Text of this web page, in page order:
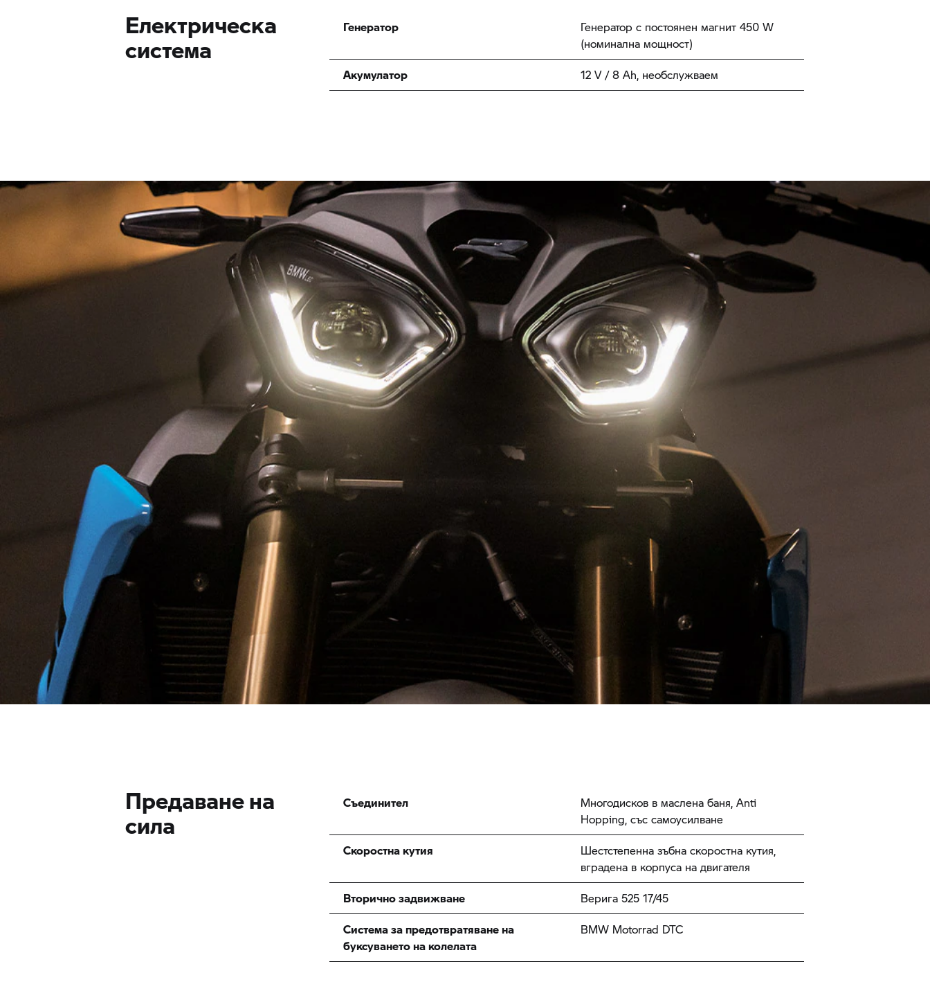
Електрическа
система
Генератор
Генератор с постоянен магнит 450 W
(номинална мощност)
Акумулатор
12 V / 8 Ah, необслужваем
Предаване на
сила
Съединител
Многодисков в маслена баня, Anti
Hopping, със самоусилване
Скоростна кутия
Шестстепенна зъбна скоростна кутия,
вградена в корпуса на двигателя
Вторично задвижване
Верига 525 17/45
Система за предотвратяване на
буксуването на колелата
BMW Motorrad DTC